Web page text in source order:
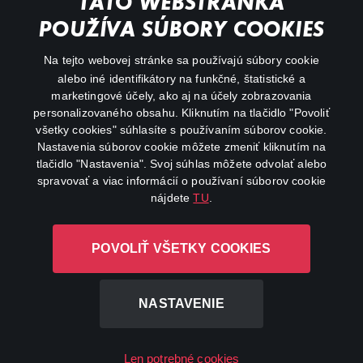
POUŽÍVA SÚBORY COOKIES
Na tejto webovej stránke sa používajú súbory cookie
alebo iné identifikátory na funkčné, štatistické a
marketingové účely, ako aj na účely zobrazovania
personalizovaného obsahu. Kliknutím na tlačidlo "Povoliť
všetky cookies" súhlasíte s používaním súborov cookie.
Nastavenia súborov cookie môžete zmeniť kliknutím na
tlačidlo "Nastavenia". Svoj súhlas môžete odvolať alebo
spravovať a viac informácií o používaní súborov cookie
nájdeteTU
POVOLIŤ VŠETKY COOKIES
NASTAVENIE
Len potrebné cookies
My profile
Important links
Canal+ Luxembourg S. à r.l. so sídlom Rue Albert Borschette 4,